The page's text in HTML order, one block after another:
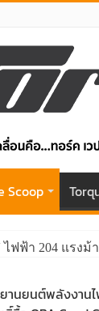
Scoop
ไฟฟ้า 204 แรง
นยนต์พลังงาน